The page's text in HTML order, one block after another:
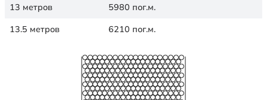
13 метров 5980 пог.м.
13.5 метров 6210 пог.м.